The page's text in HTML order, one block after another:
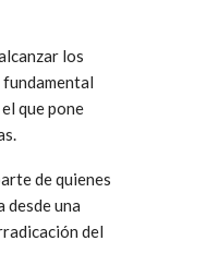
los
que pone
de quienes
desde una
del